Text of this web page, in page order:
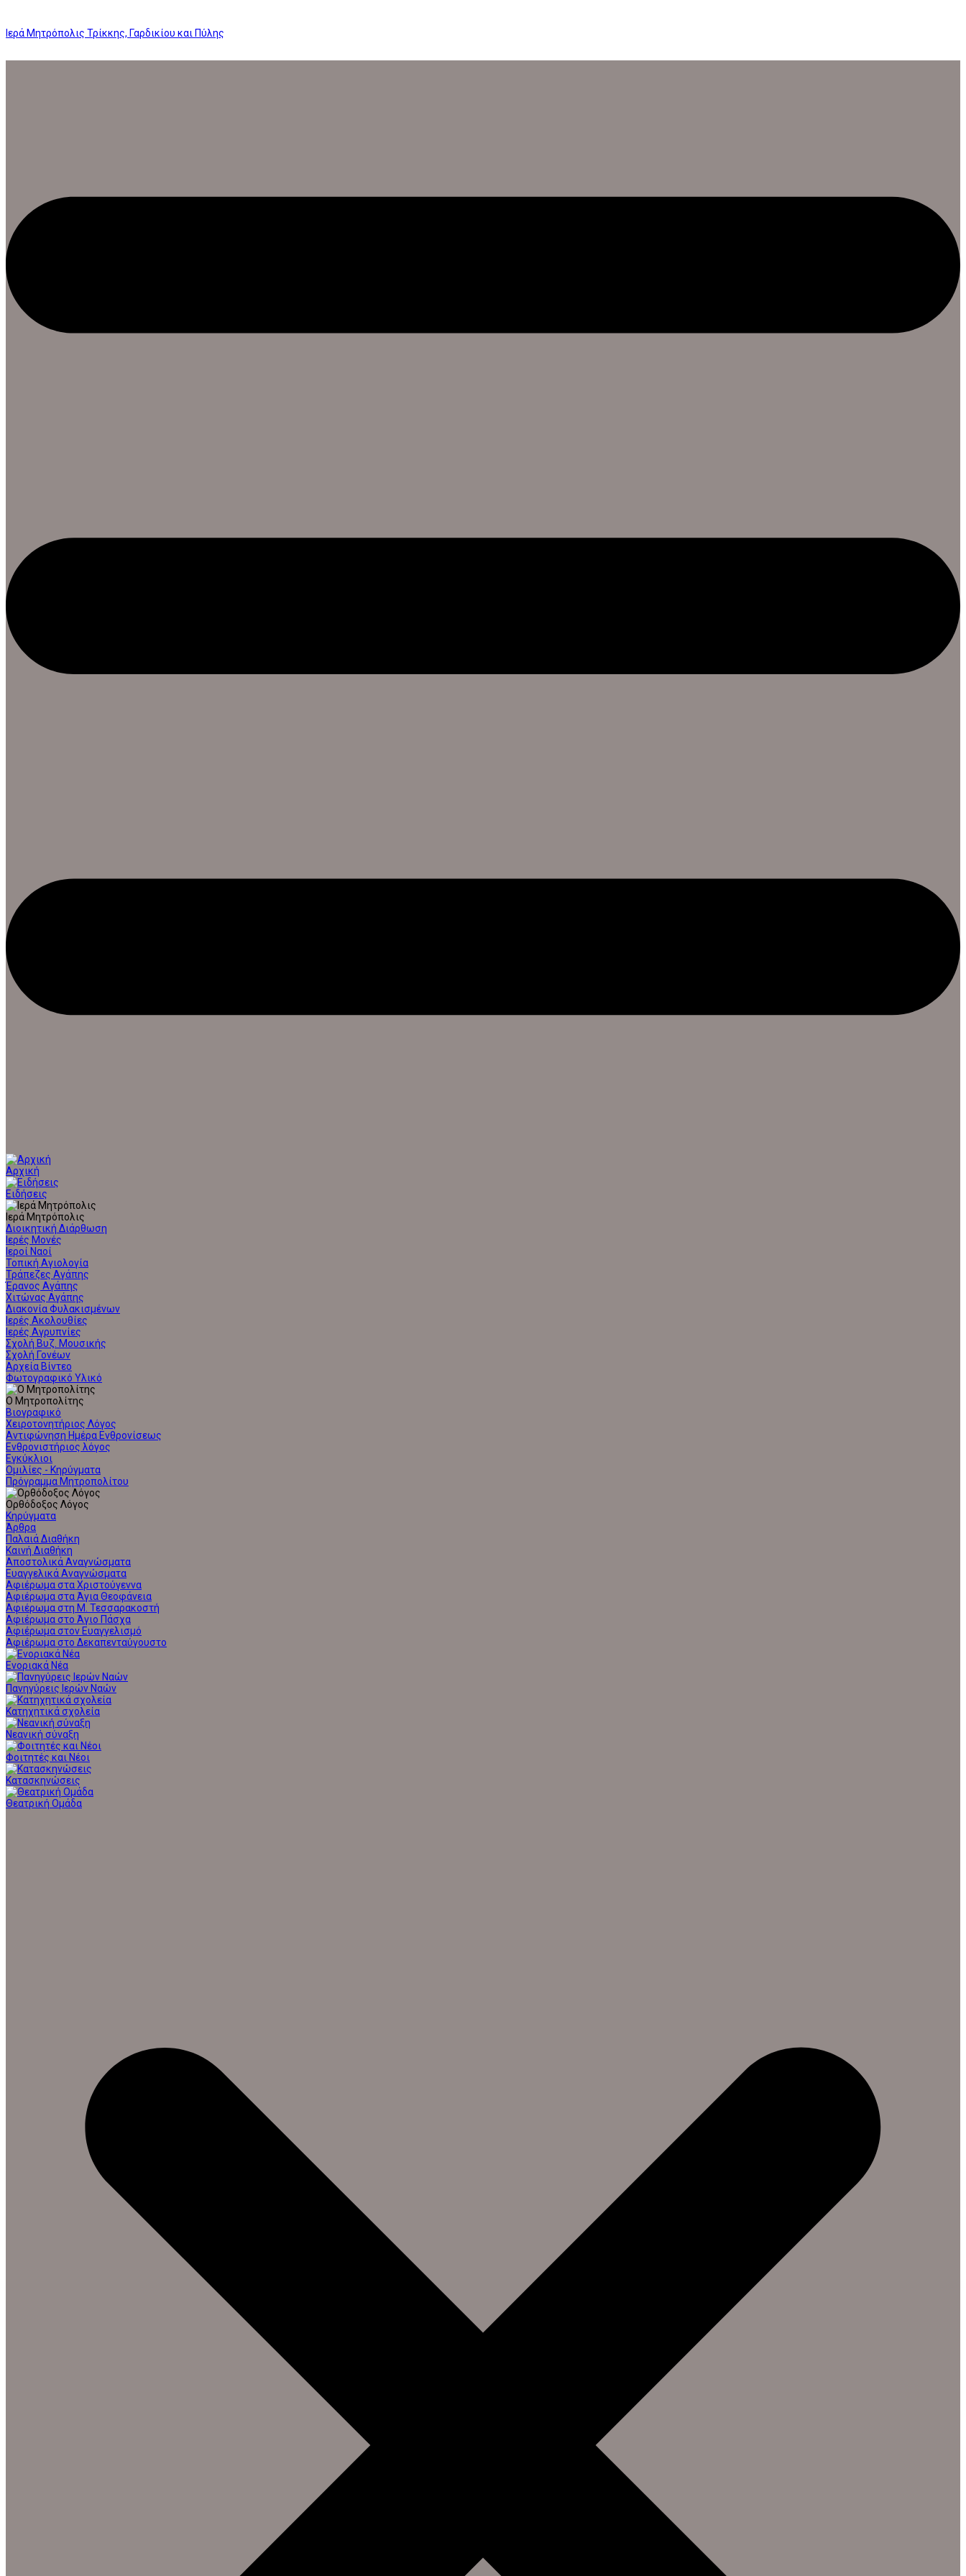
Ιερά Μητρόπολις Τρίκκης, Γαρδικίου και Πύλης
Αρχική
Ειδήσεις
Ιερά Μητρόπολις
Διοικητική Διάρθωση
Ιερές Μονές
Ιεροί Ναοί
Τοπική Αγιολογία
Τράπεζες Αγάπης
Έρανος Αγάπης
Χιτώνας Αγάπης
Διακονία Φυλακισμένων
Ιερές Ακολουθίες
Ιερές Αγρυπνίες
Σχολή Βυζ. Μουσικής
Σχολή Γονέων
Αρχεία Βίντεο
Φωτογραφικό Υλικό
Ο Μητροπολίτης
Βιογραφικό
Χειροτονητήριος Λόγος
Αντιφώνηση Ημέρα Ενθρονίσεως
Ενθρονιστήριος λόγος
Εγκύκλιοι
Ομιλίες - Κηρύγματα
Πρόγραμμα Μητροπολίτου
Ορθόδοξος Λόγος
Κηρύγματα
Άρθρα
Παλαιά Διαθήκη
Καινή Διαθήκη
Αποστολικά Αναγνώσματα
Ευαγγελικά Αναγνώσματα
Αφιέρωμα στα Χριστούγεννα
Αφιέρωμα στα Άγια Θεοφάνεια
Αφιέρωμα στη Μ. Τεσσαρακοστή
Αφιέρωμα στο Άγιο Πάσχα
Αφιέρωμα στον Ευαγγελισμό
Αφιέρωμα στο Δεκαπενταύγουστο
Ενοριακά Νέα
Πανηγύρεις Ιερών Ναών
Κατηχητικά σχολεία
Νεανική σύναξη
Φοιτητές και Νέοι
Κατασκηνώσεις
Θεατρική Ομάδα